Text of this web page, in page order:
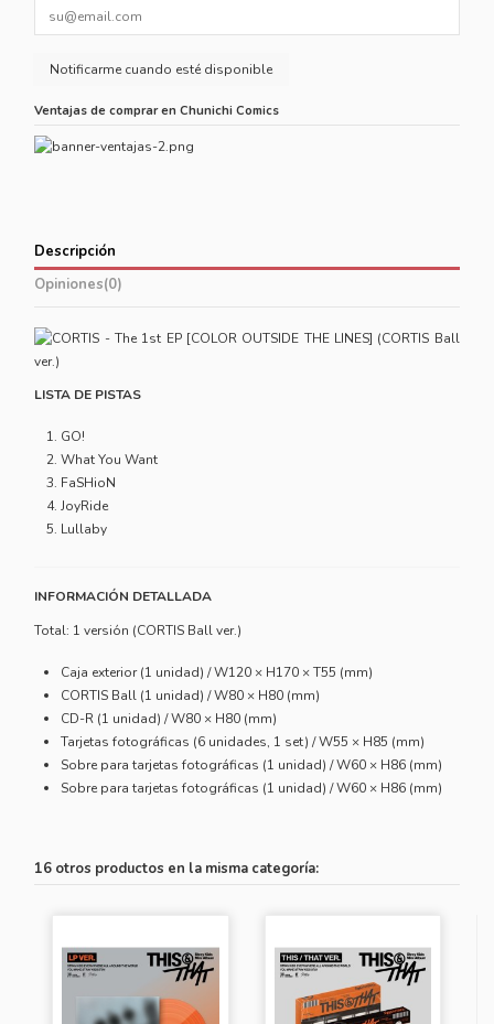
Ventajas de comprar en Chunichi Comics
Descripción
Opiniones(0)
LISTA DE PISTAS
GO!
What You Want
FaSHioN
JoyRide
Lullaby
INFORMACIÓN DETALLADA
Total: 1 versión (CORTIS Ball ver.)
Caja exterior (1 unidad) / W120 × H170 × T55 (mm)
CORTIS Ball (1 unidad) / W80 × H80 (mm)
CD-R (1 unidad) / W80 × H80 (mm)
Tarjetas fotográficas (6 unidades, 1 set) / W55 × H85 (mm)
Sobre para tarjetas fotográficas (1 unidad) / W60 × H86 (mm)
Sobre para tarjetas fotográficas (1 unidad) / W60 × H86 (mm)
16 otros productos en la misma categoría: